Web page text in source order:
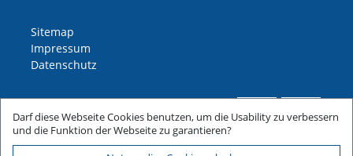
Sitemap
Impressum
Datenschutz
Darf diese Webseite Cookies benutzen, um die Usability zu verbessern
und die Funktion der Webseite zu garantieren?